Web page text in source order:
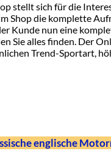
stellt sich für die
Shop die komplette
Kunde nun eine
Sie alles finden. Der
Trend-Sportart,
englische